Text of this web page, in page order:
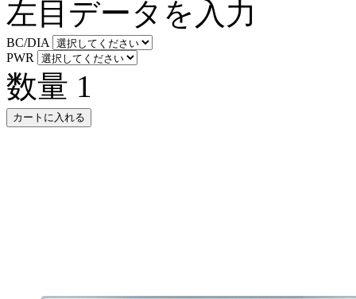
左目データを入力
BC/DIA
PWR
数量 1
カートに入れる